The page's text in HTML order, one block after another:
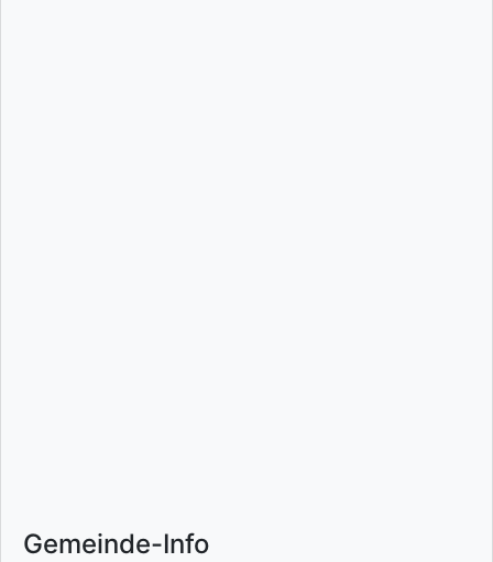
Gemeinde-Info